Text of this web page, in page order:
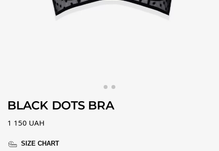
BLACK DOTS BRA
1 150 UAH
SIZE CHART